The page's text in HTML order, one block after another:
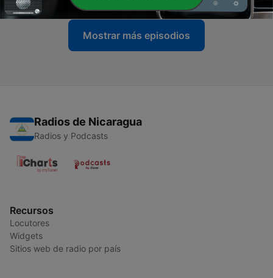
Mostrar más episodios
Radios de Nicaragua
Radios y Podcasts
Recursos
Locutores
Widgets
Sitios web de radio por país